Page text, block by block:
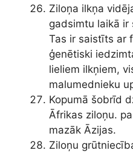
Ziloņa ilkņa
gadsimtu laikā ir
Tas ir saistīts ar
ģenētiski
lieliem ilkņiem,
malumednieku
Kopumā šobrīd
Āfrikas ziloņu.
mazāk Āzijas.
Ziloņu